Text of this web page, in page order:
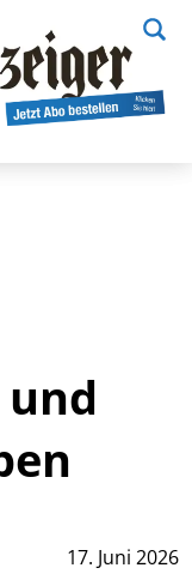
17. Juni 2026